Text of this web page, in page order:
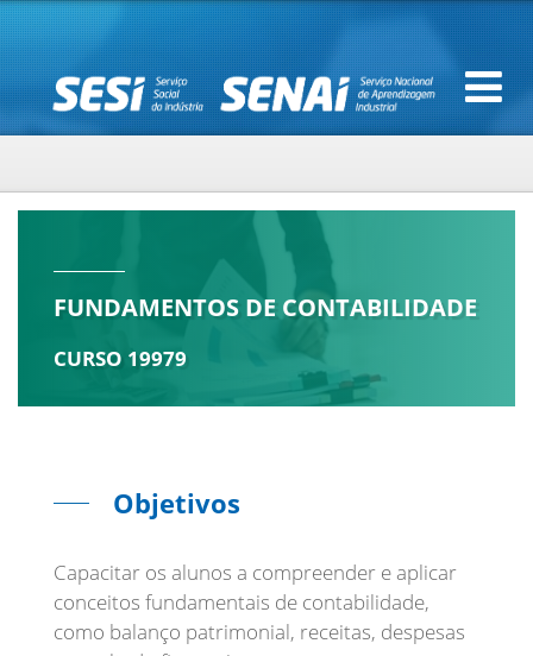
FUNDAMENTOS DE CONTABILIDADE
CURSO 19979
Objetivos
Capacitar os alunos a compreender e aplicar
conceitos fundamentais de contabilidade,
como balanço patrimonial, receitas, despesas